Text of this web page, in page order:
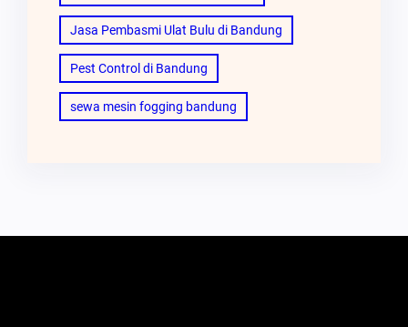
Jasa Pembasmi Ulat Bulu di Bandung
Pest Control di Bandung
sewa mesin fogging bandung